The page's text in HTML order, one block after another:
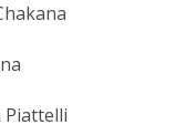
Piattelli